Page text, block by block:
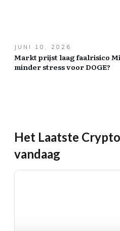
JUNI 10, 2026
Markt prijst laag faalrisico
minder stress voor DOGE?
Het Laatste
vandaag